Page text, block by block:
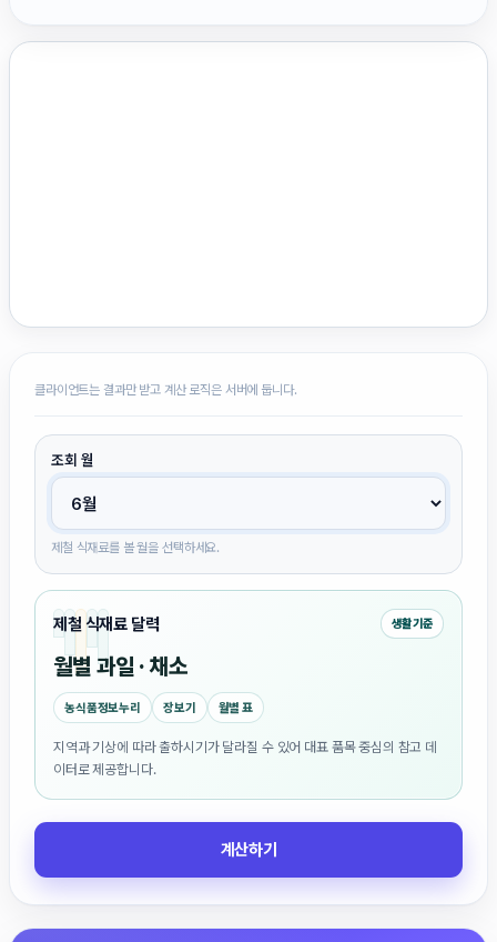
클라이언트는 결과만 받고 계산 로직은 서버에 둡니다.
조회 월
제철 식재료를 볼 월을 선택하세요.
제철 식재료 달력 생활 기준
월별 과일 · 채소
농식품정보누리 장보기 월별 표
지역과 기상에 따라 출하시기가 달라질 수 있어 대표 품목 중심의 참고 데
이터로 제공합니다.
계산하기